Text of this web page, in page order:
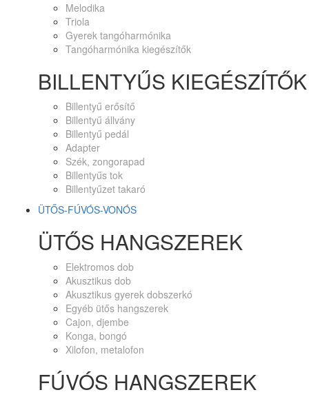
Melodika
Triola
Gyerek tangóharmónika
Tangóharmónika kiegészítők
BILLENTYŰS KIEGÉSZÍTŐK
Billentyű erősítő
Billentyű állvány
Billentyű pedál
Adapter
Szék, zongorapad
Billentyűs tok
Billentyűzet takaró
ÜTŐS-FÚVÓS-VONÓS
ÜTŐS HANGSZEREK
Elektromos dob
Akusztikus dob
Akusztikus gyerek dobszerkó
Egyéb ütős hangszerek
Cajon, djembe
Konga, bongó
Xilofon, metalofon
FÚVÓS HANGSZEREK